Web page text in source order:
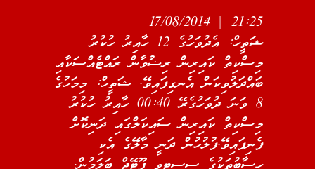
21:25 | 17/08/2014
ޝަތީހް: އެދުވަހުގެ 12 ހާއިރު ހުކުރު
މިސްކިތް ކައިރިން ރިޟުވާން ރައްޓެއްސަކާއި
ބައްދަލުވިކަން އެނގިފައިވޭ. ޝަތީހް: މިމަހުގެ
8 ވަނަ ދުވަހުގެރޭ 00:40 ހާއިރު ހުކުރު
މިސްކިތް ކައިރިން ސައިކަލްގައި ދަނިކޮށް
ފެނިފައިވޭ.ފުލުހުން ދަނީ މާލޭގެ އެކި